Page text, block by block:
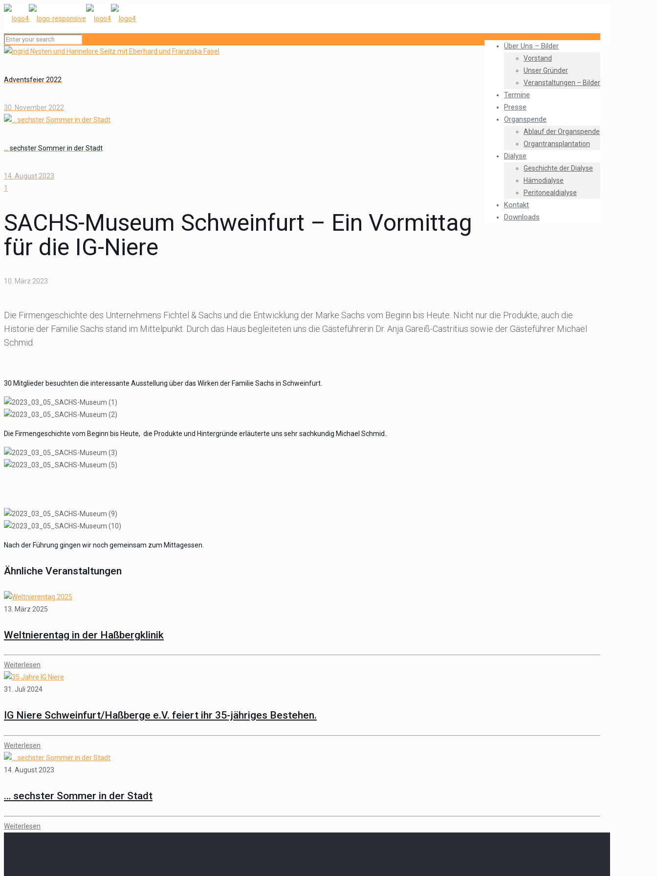
Über Uns – Bilder
Vorstand
Unser Gründer
Veranstaltungen – Bilder
Termine
Presse
Organspende
Ablauf der Organspende
Organtransplantation
Dialyse
Geschichte der Dialyse
Hämodialyse
Peritonealdialyse
Kontakt
Downloads
Adventsfeier 2022
30. November 2022
… sechster Sommer in der Stadt
14. August 2023
1
SACHS-Museum Schweinfurt – Ein Vormittag
für die IG-Niere
10. März 2023
Die Firmengeschichte des Unternehmens Fichtel & Sachs und die Entwicklung der Marke Sachs vom Beginn bis Heute. Nicht nur die Produkte, auch die
Historie der Familie Sachs stand im Mittelpunkt. Durch das Haus begleiteten uns die Gästeführerin Dr. Anja Gareiß-Castritius sowie der Gästeführer Michael
Schmid.
30 Mitglieder besuchten die interessante Ausstellung über das Wirken der Familie Sachs in Schweinfurt.
Die Firmengeschichte vom Beginn bis Heute, die Produkte und Hintergründe erläuterte uns sehr sachkundig Michael Schmid..
Nach der Führung gingen wir noch gemeinsam zum Mittagessen.
Ähnliche Veranstaltungen
13. März 2025
Weltnierentag in der Haßbergklinik
Weiterlesen
31. Juli 2024
IG Niere Schweinfurt/Haßberge e.V. feiert ihr 35-jähriges Bestehen.
Weiterlesen
14. August 2023
… sechster Sommer in der Stadt
Weiterlesen